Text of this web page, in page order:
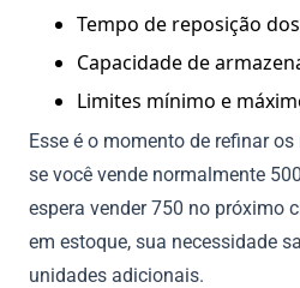
Tempo de reposição
Capacidade de
Limites mínimo e
Esse é o momento de refinar
se você vende normalmente
espera vender 750 no próximo
em estoque, sua necessidade
unidades adicionais.